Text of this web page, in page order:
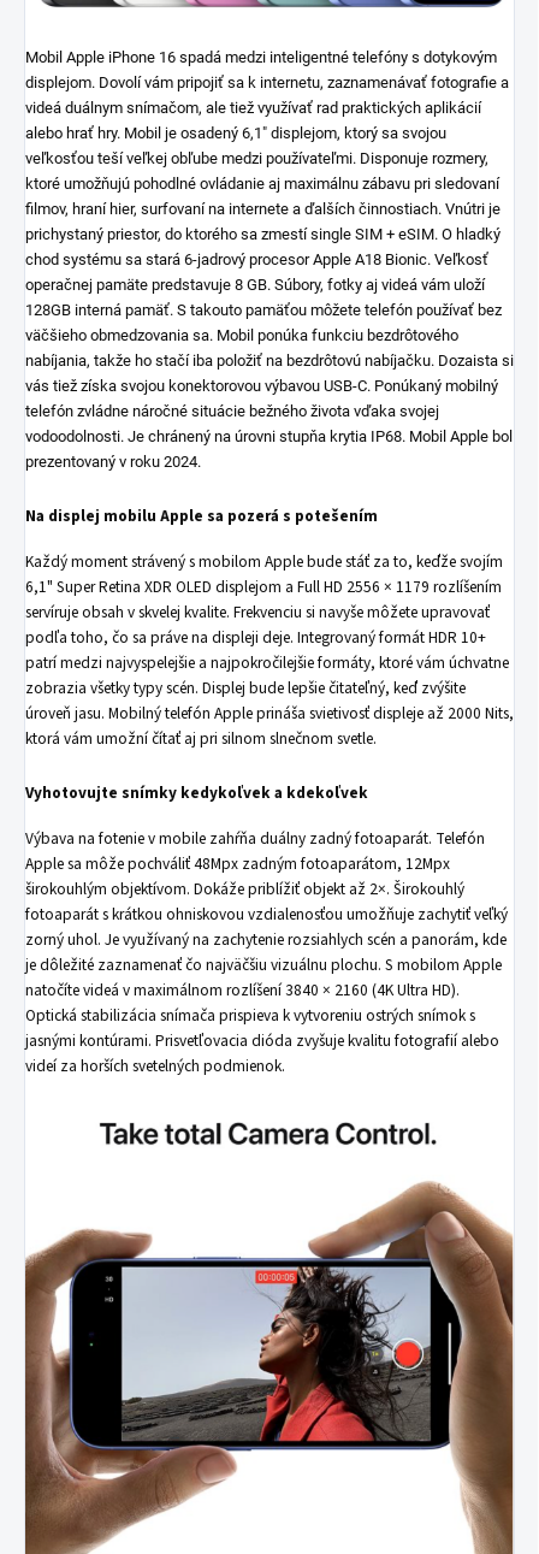
Mobil Apple iPhone 16 spadá medzi inteligentné telefóny s dotykovým
displejom. Dovolí vám pripojiť sa k internetu, zaznamenávať fotografie a
videá duálnym snímačom, ale tiež využívať rad praktických aplikácií
alebo hrať hry. Mobil je osadený 6,1" displejom, ktorý sa svojou
veľkosťou teší veľkej obľube medzi používateľmi. Disponuje rozmery,
ktoré umožňujú pohodlné ovládanie aj maximálnu zábavu pri sledovaní
filmov, hraní hier, surfovaní na internete a ďalších činnostiach. Vnútri je
prichystaný priestor, do ktorého sa zmestí single SIM + eSIM. O hladký
chod systému sa stará 6-jadrový procesor Apple A18 Bionic. Veľkosť
operačnej pamäte predstavuje 8 GB. Súbory, fotky aj videá vám uloží
128GB interná pamäť. S takouto pamäťou môžete telefón používať bez
väčšieho obmedzovania sa. Mobil ponúka funkciu bezdrôtového
nabíjania, takže ho stačí iba položiť na bezdrôtovú nabíjačku. Dozaista si
vás tiež získa svojou konektorovou výbavou USB-C. Ponúkaný mobilný
telefón zvládne náročné situácie bežného života vďaka svojej
vodoodolnosti. Je chránený na úrovni stupňa krytia IP68. Mobil Apple bol
prezentovaný v roku 2024.
Na displej mobilu Apple sa pozerá s potešením
Každý moment strávený s mobilom Apple bude stáť za to, keďže svojím
6,1" Super Retina XDR OLED displejom a Full HD 2556 × 1179 rozlíšením
servíruje obsah v skvelej kvalite. Frekvenciu si navyše môžete upravovať
podľa toho, čo sa práve na displeji deje. Integrovaný formát HDR 10+
patrí medzi najvyspelejšie a najpokročilejšie formáty, ktoré vám úchvatne
zobrazia všetky typy scén. Displej bude lepšie čitateľný, keď zvýšite
úroveň jasu. Mobilný telefón Apple prináša svietivosť displeje až 2000 Nits,
ktorá vám umožní čítať aj pri silnom slnečnom svetle.
Vyhotovujte snímky kedykoľvek a kdekoľvek
Výbava na fotenie v mobile zahŕňa duálny zadný fotoaparát. Telefón
Apple sa môže pochváliť 48Mpx zadným fotoaparátom, 12Mpx
širokouhlým objektívom. Dokáže priblížiť objekt až 2×. Širokouhlý
fotoaparát s krátkou ohniskovou vzdialenosťou umožňuje zachytiť veľký
zorný uhol. Je využívaný na zachytenie rozsiahlych scén a panorám, kde
je dôležité zaznamenať čo najväčšiu vizuálnu plochu. S mobilom Apple
natočíte videá v maximálnom rozlíšení 3840 × 2160 (4K Ultra HD).
Optická stabilizácia snímača prispieva k vytvoreniu ostrých snímok s
jasnými kontúrami. Prisvetľovacia dióda zvyšuje kvalitu fotografií alebo
videí za horších svetelných podmienok.